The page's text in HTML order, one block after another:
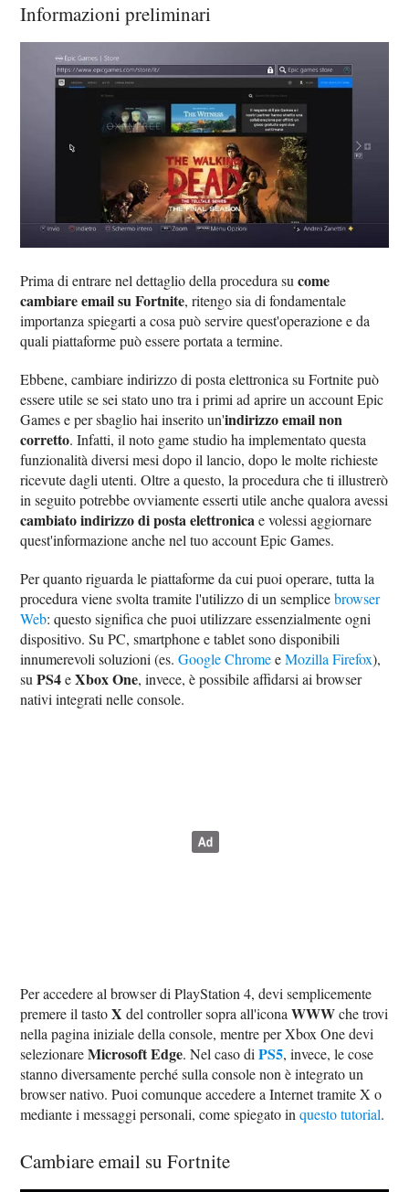
Informazioni preliminari
Prima di entrare nel dettaglio della procedura sucome
cambiare email su Fortnite, ritengo sia di fondamentale
importanza spiegarti a cosa può servire quest'operazione e da
quali piattaforme può essere portata a termine.
Ebbene, cambiare indirizzo di posta elettronica su Fortnite può
essere utile se sei stato uno tra i primi ad aprire un account Epic
Games e per sbaglio hai inserito un'indirizzo email non
corretto. Infatti, il noto game studio ha implementato questa
funzionalità diversi mesi dopo il lancio, dopo le molte richieste
ricevute dagli utenti. Oltre a questo, la procedura che ti illustrerò
in seguito potrebbe ovviamente esserti utile anche qualora avessi
cambiato indirizzo di posta elettronicae volessi aggiornare
quest'informazione anche nel tuo account Epic Games.
Per quanto riguarda le piattaforme da cui puoi operare, tutta la
procedura viene svolta tramite l'utilizzo di un semplicebrowser
Web: questo significa che puoi utilizzare essenzialmente ogni
dispositivo. Su PC, smartphone e tablet sono disponibili
innumerevoli soluzioni (es.Google ChromeeMozilla Firefox),
suPS4eXbox One, invece, è possibile affidarsi ai browser
nativi integrati nelle console.
Per accedere al browser di PlayStation 4, devi semplicemente
premere il tastoX del controller sopra all'iconaWWWche trovi
nella pagina iniziale della console, mentre per Xbox One devi
selezionareMicrosoft Edge. Nel caso diPS5, invece, le cose
stanno diversamente perché sulla console non è integrato un
browser nativo. Puoi comunque accedere a Internet tramite X o
mediante i messaggi personali, come spiegato inquesto tutorial.
Cambiare email su Fortnite